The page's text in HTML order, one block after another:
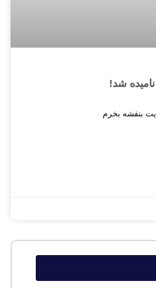
شد!
بنفشه بخرم